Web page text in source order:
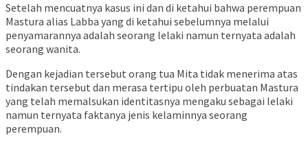
Setelah mencuatnya kasus ini dan di ketahui bahwa perempuan
Mastura alias Labba yang di ketahui sebelumnya melalui
penyamarannya adalah seorang lelaki namun ternyata adalah
seorang wanita.
Dengan kejadian tersebut orang tua Mita tidak menerima atas
tindakan tersebut dan merasa tertipu oleh perbuatan Mastura
yang telah memalsukan identitasnya mengaku sebagai lelaki
namun ternyata faktanya jenis kelaminnya seorang
perempuan.